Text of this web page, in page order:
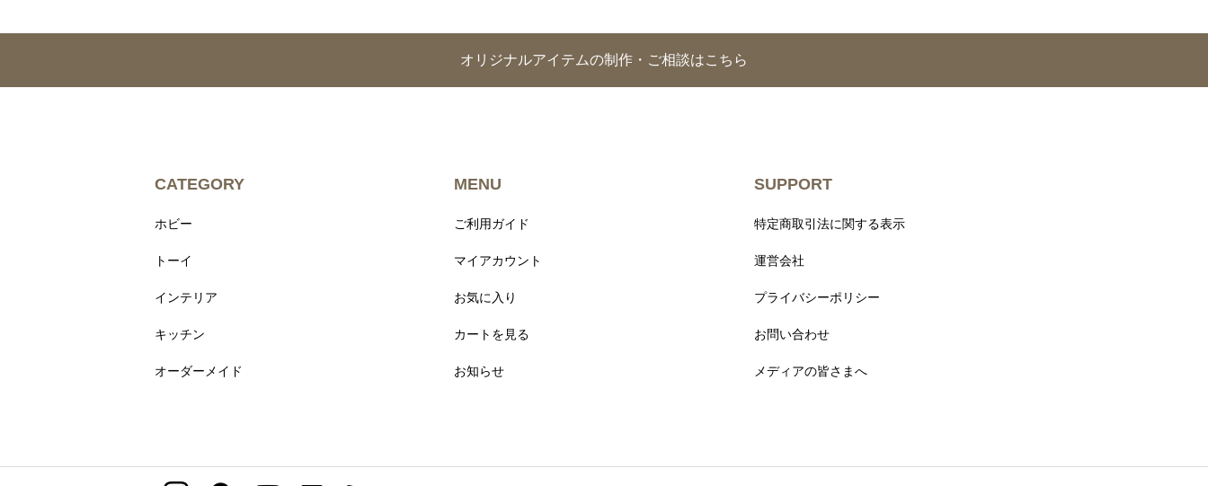
オリジナルアイテムの制作・ご相談はこちら
CATEGORY
ホビー
トーイ
インテリア
キッチン
オーダーメイド
MENU
ご利用ガイド
マイアカウント
お気に入り
カートを見る
お知らせ
SUPPORT
特定商取引法に関する表示
運営会社
プライバシーポリシー
お問い合わせ
メディアの皆さまへ